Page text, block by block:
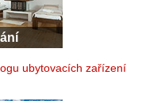
ubytovacích zařízení